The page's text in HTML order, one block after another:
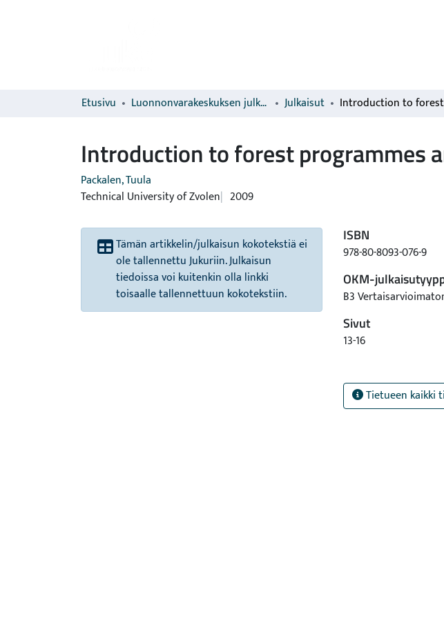
Etusivu Luonnonvarakeskuksen julkaisut Julkaisut
Introduction to forest programmes
Packalen, Tuula
Technical University of Zvolen 2009
Tämän artikkelin/julkaisun kokotekstiä ei
ole tallennettu Jukuriin. Julkaisun
tiedoissa voi kuitenkin olla linkki
toisaalle tallennettuun kokotekstiin.
ISBN
978-80-8093-076-9
OKM-
B3
Sivut
13-16
Tietueen kaikki